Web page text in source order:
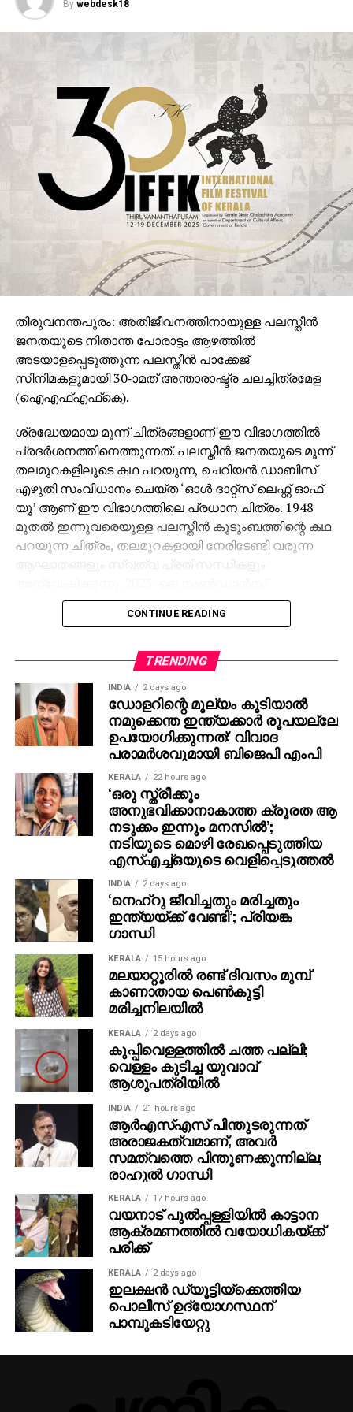
കോടതി വിധിച്ചത്. കുറ്റകൃത്യത്തിന്റെ
ഗൂഢാലോചനയില്‍ നടന്‍ ദിലീപിന് പങ്കുണ്ടെന്ന വാദം
തെളിയിക്കാന്‍ പ്രോസിക്യൂഷന് കഴിഞ്ഞില്ലെന്ന് കണ്ട്
നടന്‍ ദിലീപിനെ് കോടതി കുറ്റവിമുക്തനാക്കിയിരുന്നു.
പ്രതികളെ ഒളിവില്‍ താമസിപ്പിച്ചു എന്ന കുറ്റം
ചുമത്തപ്പെട്ട ഏഴാം പ്രതി ചാര്‍ലി തോമസ്, പ്രതികളെ
ജയിലില്‍ സഹായിച്ചു എന്ന കുറ്റം ചുമത്തപ്പെട്ട
ഒന്‍പതാം പ്രതി സനില്‍ കുമാര്‍, തെളിവ് നശിപ്പിക്കല്‍
കുറ്റം ചുമത്തപ്പെട്ട പത്താം പ്രതി ശരത് ജി നായര്‍
എന്നിവരാണ് ദിലീപിനൊപ്പം കുറ്റവിമുക്തരാക്കപ്പെട്ടവര്‍.
അതേസമയം, കേസില്‍ കോടതി
കുറ്റവിമുക്തനാക്കിയതിന് പിന്നാലെ നിയമ
നടപടിക്കൊരുങ്ങുകയാണ് നടന്‍ ദിലീപ്. തനിക്കെതിരായ
ഗൂഢാലോചനയെക്കുറിച്ച് അന്വേഷിക്കണമെന്ന് ദിലീപ്
ആവശ്യപ്പെടും. അന്വേഷണ സംഘം മുഖ്യമന്ത്രിയെ
ഉള്‍പ്പെടെ തെറ്റിദ്ധരിപ്പിച്ചുവെന്നാണ് ദിലീപിന്റെ വാദം.
ഉദ്യോഗസ്ഥര്‍ അവരുടെ നേട്ടത്തിനായി തന്നെ
ബലിയാടാക്കിയെന്നാണ് ദിലീപ് പറയുന്നത്.
ഇക്കാര്യത്തില്‍ വിധി പകര്‍പ്പ് ലഭിച്ചശേഷം തുടര്‍നടപടി
സ്വീകരിക്കാനാണ് ദിലീപിന്റെ നീക്കം. നടിയെ ആക്രമിച്ച
കേസില്‍ തന്നെ പ്രതിയാക്കാനുള്ള ഗൂഢാലോനയക്ക്
തുടക്കമിട്ടത് മഞ്ജു വാര്യരാണെന്നാണ് കോടതി വിധിക്ക്
പിന്നാലെ ദിലീപ് ആരോപിച്ചത്. ഉന്നത പോലീസ്
ഉദ്യോഗസ്ഥ ദിലീപിനെ പ്രതിയാക്കാന്‍ ഗൂഢാലോചന
നടത്തിയെന്ന് ദിലീപിന്റെ അഭിഭാഷകന്‍ ബി
രാമന്‍പിള്ളയും ആരോപിച്ചിരുന്നു.
By webdesk18
തിരുവനന്തപുരം: അതിജീവനത്തിനായുള്ള പലസ്തീന്‍
ജനതയുടെ നിതാന്ത പോരാട്ടം ആഴത്തില്‍
അടയാളപ്പെടുത്തുന്ന പലസ്തീന്‍ പാക്കേജ്
സിനിമകളുമായി 30-ാമത് അന്താരാഷ്ട്ര ചലച്ചിത്രമേള
(ഐഎഫ്എഫ്‌കെ).
ശ്രദ്ധേയമായ മൂന്ന് ചിത്രങ്ങളാണ് ഈ വിഭാഗത്തില്‍
പ്രദര്‍ശനത്തിനെത്തുന്നത്. പലസ്തീന്‍ ജനതയുടെ മൂന്ന്
തലമുറകളിലൂടെ കഥ പറയുന്ന, ചെറിയന്‍ ഡാബിസ്
എഴുതി സംവിധാനം ചെയ്ത ‘ഓള്‍ ദാറ്റ്‌സ് ലെഫ്റ്റ് ഓഫ്
യൂ’ ആണ് ഈ വിഭാഗത്തിലെ പ്രധാന ചിത്രം. 1948
മുതല്‍ ഇന്നുവരെയുള്ള പലസ്തീന്‍ കുടുംബത്തിന്റെ കഥ
പറയുന്ന ചിത്രം, തലമുറകളായി നേരിടേണ്ടി വരുന്ന
ആഘാതങ്ങളും സ്വത്വ പ്രതിസന്ധികളും
ചലച്ചിത്രമേളയില്‍ നിരൂപക പ്രശംസ പിടിച്ചു പറ്റിയ
ചിത്രം, മികച്ച അന്താരാഷ്ട്ര ഫീച്ചര്‍ ഫിലിമിനുള്ള
അന്താരാഷ്ട്ര ചലച്ചിത്രമേളയില്‍ മികച്ച ചിത്രത്തിനുള്ള
മെഡിറ്ററേനിയന്‍ കടല്‍ കാണാന്‍ ആഗ്രഹിക്കുന്ന 12
വയസ്സുള്ള പലസ്തീന്‍ ബാലന്‍ ഖാലിദിന്റെ കഥയാണ്
ഷായ് കര്‍മ്മേലി-പൊള്ളാക്കിന്റെ ‘ദി സീ’ കൈകാര്യം
ചെയ്യുന്നത്. യാത്രാരേഖകളില്ലാതെ സൈനിക
ചെക്ക്പോസ്റ്റുകള്‍ മറികടന്നുള്ള അവന്റെ സാഹസിക
യാത്ര അതിജീവനത്തിന്റെയും നിസ്സഹായതയുടെയും
കഥയാണ്. ഈ ചിത്രം ഇസ്രായേലിലെ ഓഫിര്‍
അവാര്‍ഡുകളില്‍ മികച്ച ചിത്രമുള്‍പ്പെടെ അഞ്ച്
പുരസ്‌കാരങ്ങള്‍ നേടുകയും 98-ാമത് ഓസ്‌കറിനുള്ള
ഇസ്രായേലി എന്‍ട്രിയായി തെരഞ്ഞെടുക്കപ്പെടുകയും
ചെയ്തു.
സഹോദരങ്ങളായ ടാര്‍സന്‍ നാസ്സറും അറബ് നാസ്സറും
ചേര്‍ന്ന് സംവിധാനം ചെയ്ത ‘വണ്‍സ് അപ്പോണ്‍ എ
ടൈം ഇന്‍ ഗാസ’, 2007-ലെ ഗാസ പശ്ചാത്തലമാക്കി
സുഹൃത്തിന്റെ കൊലപാതകത്തിന് പ്രതികാരം
ചെയ്യാന്‍ ശ്രമിക്കുന്ന യുവാവിന്റെ കഥ പറയുന്നു.
2025-ലെ കാന്‍ ചലച്ചിത്രമേളയിലെ അണ്‍ സര്‍ട്ടെയ്ന്‍
റിഗാര്‍ഡ് വിഭാഗത്തില്‍ മികച്ച സംവിധായകനുള്ള
പുരസ്‌കാരം നേടിയിരുന്നു.
രാഷ്ട്രീയത്തിന്റെ അതിര്‍വരമ്പുകള്‍ ഭേദിച്ചു കൊണ്ട്
മനുഷ്യന്റെ തകരാത്ത പ്രതീക്ഷയുടെയും
സ്വാതന്ത്ര്യത്തോടുള്ള അടങ്ങാത്ത
അഭിനിവേശത്തിന്റെയും കഥ പറയുന്ന ഈ പലസ്തീന്‍
ചിത്രങ്ങള്‍ ഐഎഫ്എഫ്‌കെയുടെ തിരശ്ശീലയില്‍
ലോകമെമ്പാടുമുള്ള സിനിമാ പ്രേമികളുമായി
സംവദിക്കും.
CONTINUE READING
TRENDING
INDIA 2 days ago
ഡോളറിന്റെ മൂല്യം കൂടിയാല്‍
നമുക്കെന്ത ഇന്ത്യക്കാര്‍ രൂപയല്ലേ
ഉപയോഗിക്കുന്നത്: വിവാദ
പരാമര്‍ശവുമായി ബിജെപി എംപി
KERALA 22 hours ago
‘ഒരു സ്ത്രീക്കും
അനുഭവിക്കാനാകാത്ത ക്രൂരത ആ
നടുക്കം ഇന്നും മനസില്‍’;
നടിയുടെ മൊഴി രേഖപ്പെടുത്തിയ
എസ്എച്ച്ഒയുടെ വെളിപ്പെടുത്തല്‍
INDIA 2 days ago
‘നെഹ്റു ജീവിച്ചതും മരിച്ചതും
ഇന്ത്യയ്ക്ക് വേണ്ടി’; പ്രിയങ്ക
ഗാന്ധി
KERALA 15 hours ago
മലയാറ്റൂരില്‍ രണ്ട് ദിവസം മുമ്പ്
കാണാതായ പെണ്‍കുട്ടി
മരിച്ചനിലയില്‍
KERALA 2 days ago
കുപ്പിവെള്ളത്തില്‍ ചത്ത പല്ലി;
വെള്ളം കുടിച്ച യുവാവ്
ആശുപത്രിയില്‍
INDIA 21 hours ago
ആര്‍എസ്എസ് പിന്തുടരുന്നത്
അരാജകത്വമാണ്, അവര്‍
സമത്വത്തെ പിന്തുണക്കുന്നില്ല;
രാഹുല്‍ ഗാന്ധി
KERALA 17 hours ago
വയനാട് പുല്‍പ്പള്ളിയില്‍ കാട്ടാന
ആക്രമണത്തില്‍ വയോധികയ്ക്ക്
പരിക്ക്
KERALA 2 days ago
ഇലക്ഷൻ ഡ്യൂട്ടിയ്ക്കെത്തിയ
പൊലീസ് ഉദ്യോഗസ്ഥന്
പാമ്പുകടിയേറ്റു